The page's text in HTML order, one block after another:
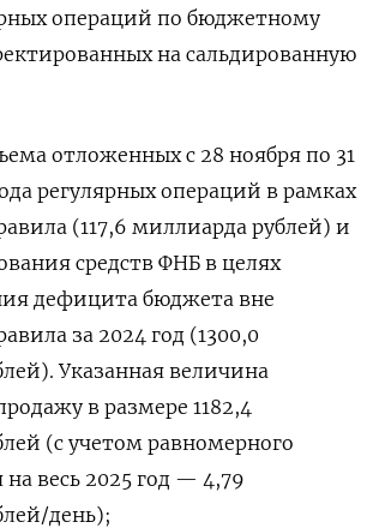
операций по бюджетному
на сальдированную
отложенных с 28 ноября по 31
регулярных операций в рамках
(117,6 миллиарда рублей) и
средств ФНБ в целях
дефицита бюджета вне
за 2024 год (1300,0
Указанная величина
в размере 1182,4
(с учетом равномерного
на весь 2025 год — 4,79
день);